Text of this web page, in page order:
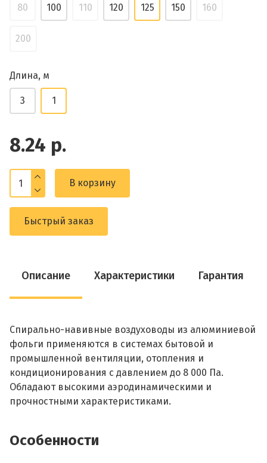
8.24 р.
80 100 110 120 125 150 160
200
Длина, м
3 1
В корзину
Быстрый заказ
Описание Характеристики Гарантия
Спирально-навивные воздуховоды из алюминиевой
фольги применяются в системах бытовой и
промышленной вентиляции, отопления и
кондиционирования с давлением до 8 000 Па.
Обладают высокими аэродинамическими и
прочностными характеристиками.
Особенности